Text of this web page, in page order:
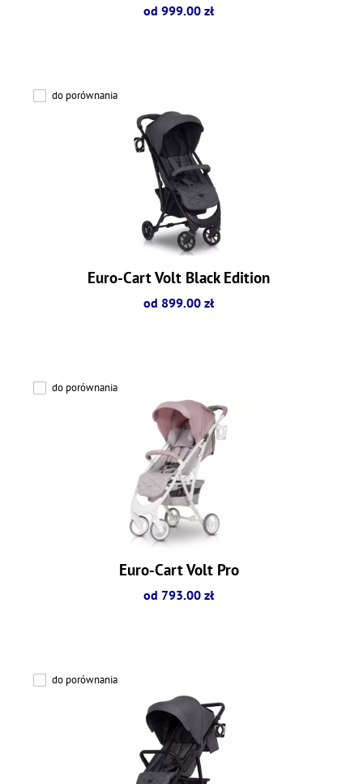
od 999.00 zł
do porównania
Euro-Cart Volt Black Edition
od 899.00 zł
do porównania
Euro-Cart Volt Pro
od 793.00 zł
do porównania